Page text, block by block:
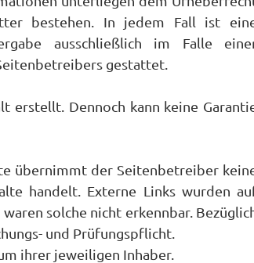
bestehen. In jedem Fall ist
ausschließlich im Falle
gestattet.
erstellt. Dennoch kann keine
übernimmt der Seitenbetreiber
handelt. Externe Links wurden
solche nicht erkennbar.
und Prüfungspflicht.
ihrer jeweiligen Inhaber.